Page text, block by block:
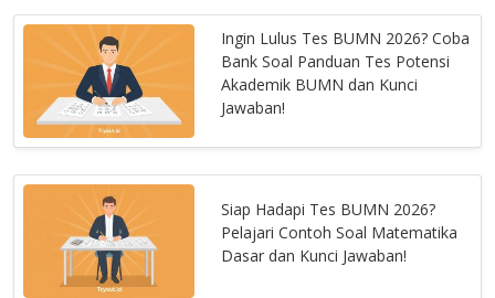
Ingin Lulus Tes BUMN 2026? Coba
Bank Soal Panduan Tes Potensi
Akademik BUMN dan Kunci
Jawaban!
Siap Hadapi Tes BUMN 2026?
Pelajari Contoh Soal Matematika
Dasar dan Kunci Jawaban!